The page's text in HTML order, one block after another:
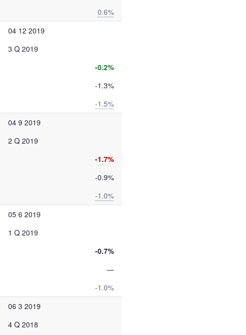
0.6%
04 12 2019
3 Q 2019
-0.2%
-1.3%
-1.5%
04 9 2019
2 Q 2019
-1.7%
-0.9%
-1.0%
05 6 2019
1 Q 2019
-0.7%
—
-1.0%
06 3 2019
4 Q 2018